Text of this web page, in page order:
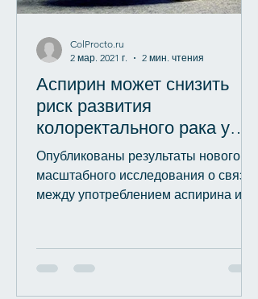
Аспирин может снизить
риск развития
колоректального рака у
пожилых людей
Опубликованы результаты нового
масштабного исследования о связи
между употреблением аспирина и
ColProcto.ru
2 мар. 2021 г.
2 мин. чтения